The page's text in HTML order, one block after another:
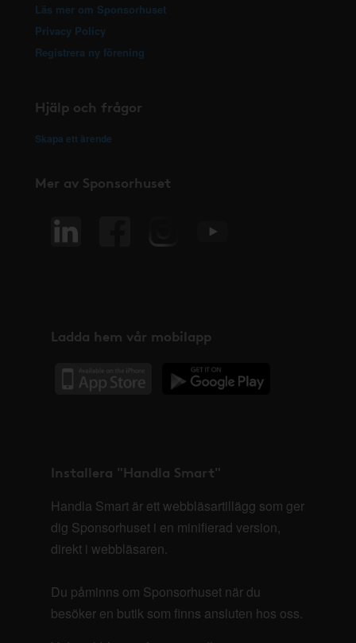
Läs mer om Sponsorhuset
Privacy Policy
Registrera ny förening
Hjälp och frågor
Skapa ett ärende
Mer av Sponsorhuset
Ladda hem vår mobilapp
Installera "Handla Smart"
Handla Smart är ett webbläsartillägg som ger
dig Sponsorhuset i en minifierad version,
direkt i webbläsaren.
Du påminns om Sponsorhuset när du
besöker en butik som finns ansluten hos oss.